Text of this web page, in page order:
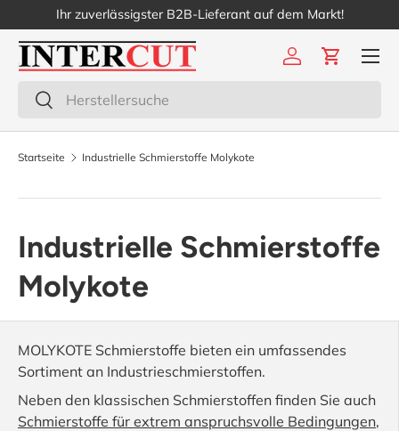
Direkt zum Inhalt
Ihr zuverlässigster B2B-Lieferant auf dem Markt!
Suchen
Suchen
Einloggen
Menü
Startseite Industrielle Schmierstoffe Molykote
Industrielle Schmierstoffe
Molykote
MOLYKOTE Schmierstoffe bieten ein umfassendes
Sortiment an Industrieschmierstoffen.
Neben den klassischen Schmierstoffen finden Sie auch
Schmierstoffe für extrem anspruchsvolle Bedingungen,